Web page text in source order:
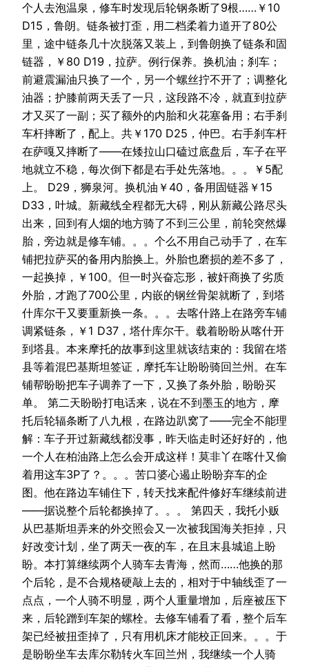
个人去泡温泉，修车时发现后轮钢条断了9根……￥10
D15，鲁朗。链条被打歪，用二档柔着力道开了80公
里，途中链条几十次脱落又装上，到鲁朗换了链条和固
链器，￥80 D19，拉萨。例行保养。换机油；刹车；
前避震漏油只换了一个，另一个螺丝拧不开了；调整化
油器；护膝前两天丢了一只，这段路不冷，就直到拉萨
才又买了一副；买了额外的内胎和火花塞备用；右手刹
车杆摔断了，配上。共￥170 D25，仲巴。右手刹车杆
在萨嘎又摔断了——在矮拉山口磕过底盘后，车子在平
地就立不稳，每次倒下都是右手处先落地。。。￥5配
上。 D29，狮泉河。换机油￥40，备用固链器￥15
D33，叶城。新藏线全程都无大碍，刚从新藏公路尽头
出来，回到有人烟的地方骑了不到三公里，前轮突然爆
胎，旁边就是修车铺。。。个么不用自己动手了，在车
铺把拉萨买的备用内胎换上。外胎也磨损的差不多了，
一起换掉，￥100。但一时兴奋忘形，被奸商换了劣质
外胎，才跑了700公里，内嵌的钢丝骨架就断了，到塔
什库尔干又要重新换一条。。。去喀什路上在路旁车铺
调紧链条，￥1 D37，塔什库尔干。载着盼盼从喀什开
到塔县。本来摩托的故事到这里就该结束的：我留在塔
县等着混巴基斯坦签证，摩托车让盼盼骑回兰州。在车
铺帮盼盼把车子调养了一下，又换了条外胎，盼盼买
单。 第二天盼盼打电话来，说在不到墨玉的地方，摩
托后轮辐条断了八九根，在路边趴窝了——完全不能理
解：车子开过新藏线都没事，昨天临走时还好好的，他
一个人在柏油路上怎么会开成这样！莫非丫在喀什又偷
着用这车3P了？。。。苦口婆心遏止盼盼弃车的企
图。他在路边车铺住下，转天找来配件修好车继续前进
——据说整个后轮都换掉了。。。 第四天，我托小贩
从巴基斯坦弄来的外交照会又一次被我国海关拒掉，只
好改变计划，坐了两天一夜的车，在且末县城追上盼
盼。本打算继续两个人骑车去青海，然而……他换的那
个后轮，是不合规格硬敲上去的，相对于中轴线歪了一
点点，一个人骑不明显，两个人重量增加，后座被压下
来，后轮蹭到车架的螺栓。去修车铺看了看，整个后车
架已经被扭歪掉了，只有用机床才能校正回来。。。于
是盼盼坐车去库尔勒转火车回兰州，我继续一个人骑